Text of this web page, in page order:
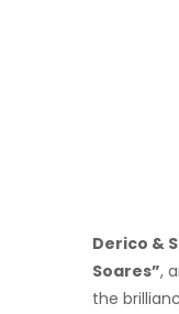
Derico &
Soares”,
the